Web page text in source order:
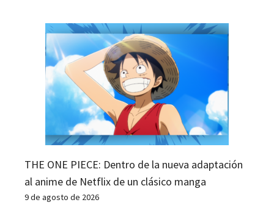
THE ONE PIECE: Dentro de la nueva adaptación
al anime de Netflix de un clásico manga
9 de agosto de 2026